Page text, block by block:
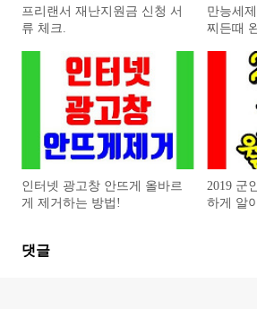
프리랜서 재난지원금 신청 서
류 체크.
만능세
찌든때
인터넷 광고창 안뜨게 올바르
게 제거하는 방법!
2019 군
하게 알
댓글